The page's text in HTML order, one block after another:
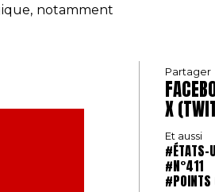
notamment
Partager
X
Et aussi
#ÉTATS-
#N°411
#POINTS